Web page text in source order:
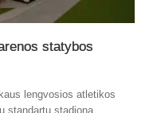
statybos
lengvosios atletikos
standartų stadioną